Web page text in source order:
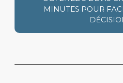
MINUTES POUR